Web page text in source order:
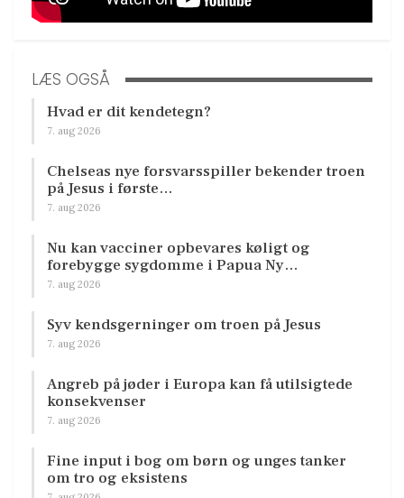
LÆS OGSÅ
Hvad er dit kendetegn?
7. aug 2026
Chelseas nye forsvarsspiller bekender troen
på Jesus i første…
7. aug 2026
Nu kan vacciner opbevares køligt og
forebygge sygdomme i Papua Ny…
7. aug 2026
Syv kendsgerninger om troen på Jesus
7. aug 2026
Angreb på jøder i Europa kan få utilsigtede
konsekvenser
7. aug 2026
Fine input i bog om børn og unges tanker
om tro og eksistens